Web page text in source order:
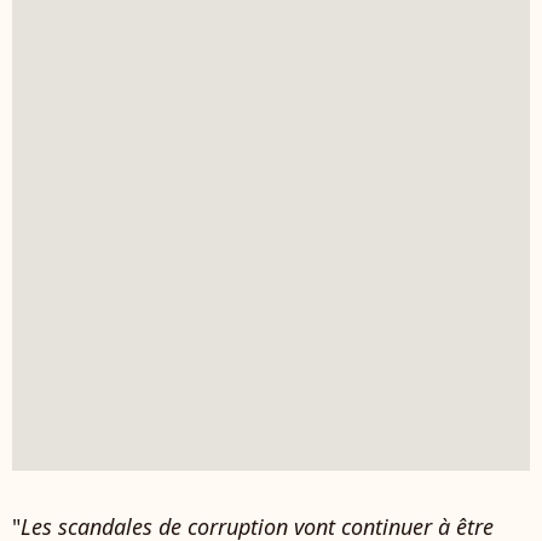
"Les scandales de corruption vont continuer à être